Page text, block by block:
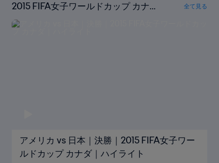
2015 FIFA女子ワールドカップ カナ
ダ｜ハイライト
全て見る
アメリカ vs 日本｜決勝｜2015 FIFA女子ワー
ルドカップ カナダ｜ハイライト